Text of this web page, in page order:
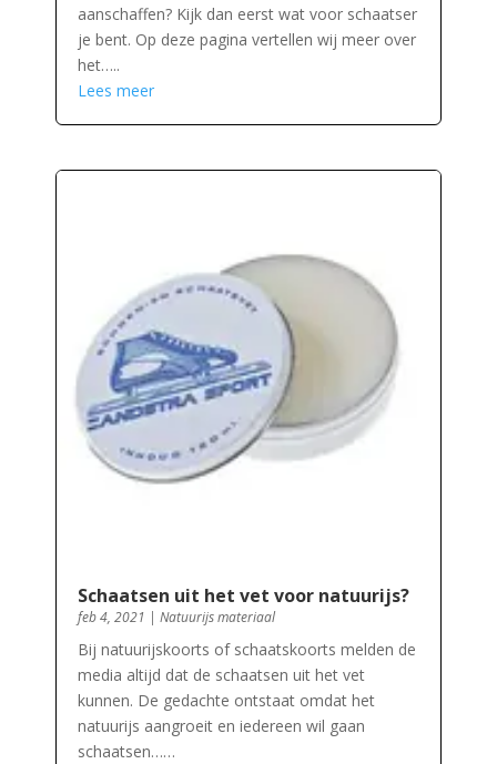
aanschaffen? Kijk dan eerst wat voor schaatser
je bent. Op deze pagina vertellen wij meer over
het…..
Lees meer
Schaatsen uit het vet voor natuurijs?
feb 4, 2021 | Natuurijs materiaal
Bij natuurijskoorts of schaatskoorts melden de
media altijd dat de schaatsen uit het vet
kunnen. De gedachte ontstaat omdat het
natuurijs aangroeit en iedereen wil gaan
schaatsen……